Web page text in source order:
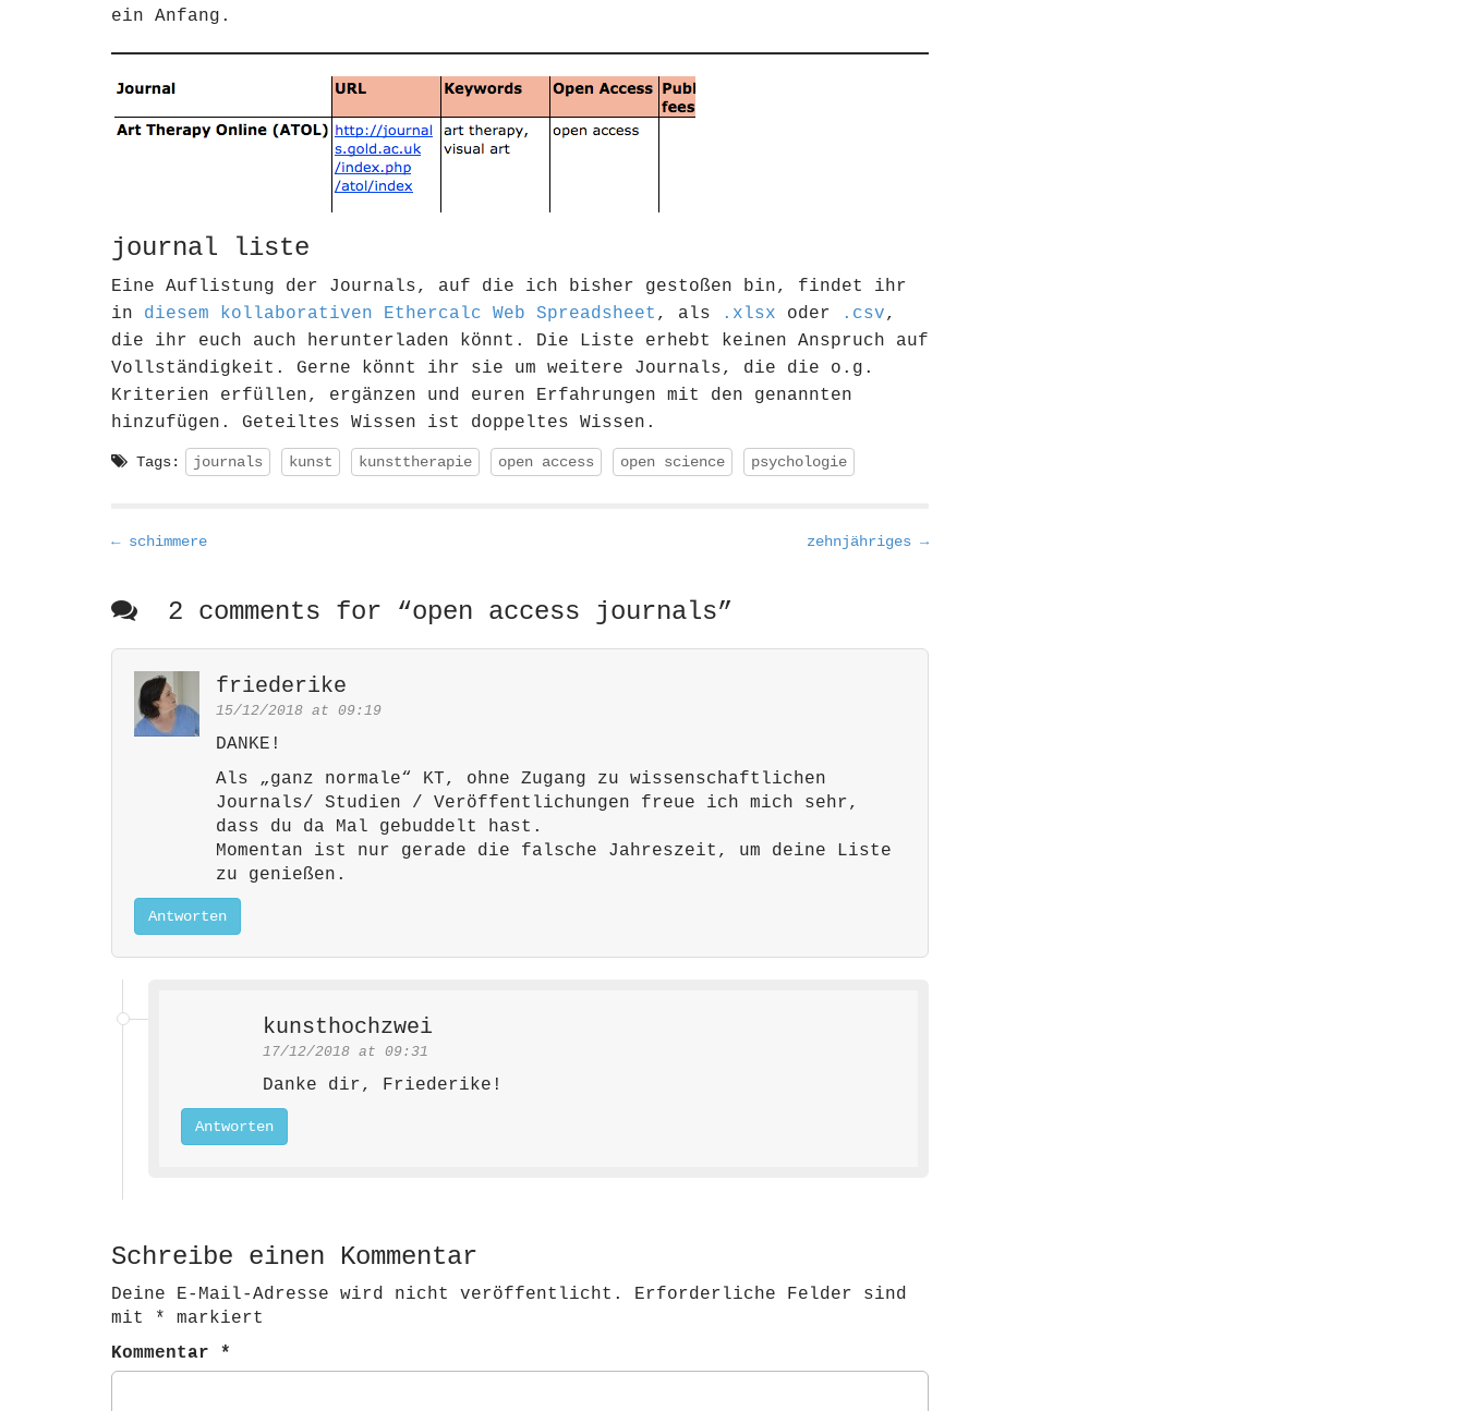
ein Anfang.
journal liste
Eine Auflistung der Journals, auf die ich bisher gestoßen bin, findet ihr
in diesem kollaborativen Ethercalc Web Spreadsheet , als .xlsx oder .csv,
die ihr euch auch herunterladen könnt. Die Liste erhebt keinen Anspruch auf
Vollständigkeit. Gerne könnt ihr sie um weitere Journals, die die o.g.
Kriterien erfüllen, ergänzen und euren Erfahrungen mit den genannten
hinzufügen. Geteiltes Wissen ist doppeltes Wissen.
Tags: journals kunst kunsttherapie open access open science psychologie
P
s
t
n
← schimmere zehnjähriges →
2 comments for “open access journals”
friederike
15/12/2018 at 09:19
DANKE!
Als „ganz normale“ KT, ohne Zugang zu wissenschaftlichen
Journals/ Studien / Veröffentlichungen freue ich mich sehr,
dass du da Mal gebuddelt hast.
Momentan ist nur gerade die falsche Jahreszeit, um deine Liste
zu genießen.
Antworten
kunsthochzwei
17/12/2018 at 09:31
Danke dir, Friederike!
Antworten
Schreibe einen Kommentar
Deine E-Mail-Adresse wird nicht veröffentlicht.
Erforderliche Felder sind
mit
*
markiert
Kommentar *